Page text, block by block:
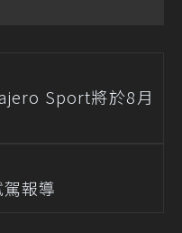
Sport將於8月
報導